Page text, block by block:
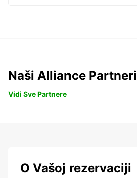
Naši Alliance Partneri
Vidi Sve Partnere
O Vašoj rezervaciji